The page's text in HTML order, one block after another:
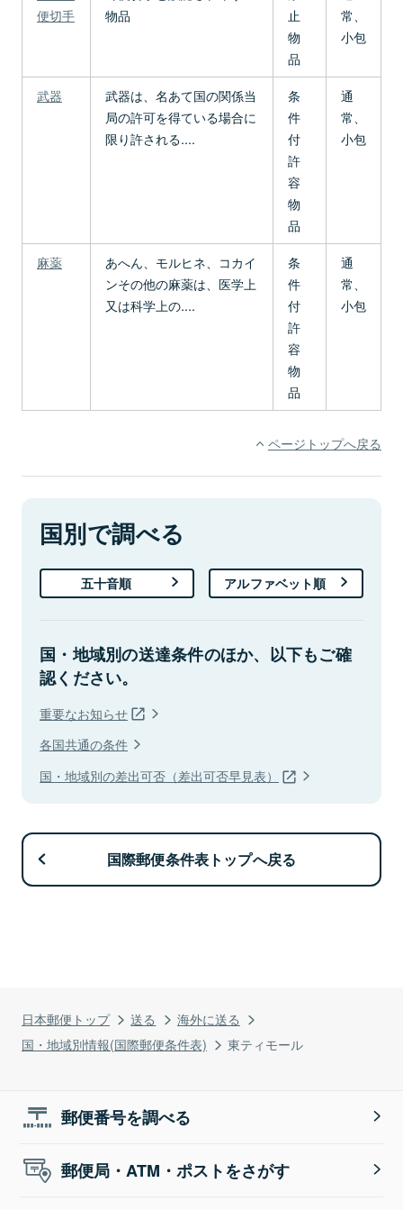
日本郵便トップ 送る
海外に送る
国・地域別情報(国際郵便条件表)
東ティモール
便切手
物品
止
物
品
常、
小包
武器
武器は、名あて国の関係当
局の許可を得ている場合に
限り許される....
条
件
付
許
容
物
品
通
常、
小包
麻薬
あへん、モルヒネ、コカイ
ンその他の麻薬は、医学上
又は科学上の....
条
件
付
許
容
物
品
通
常、
小包
ページトップへ戻る
国別で調べる
五十音順 アルファベット順
国・地域別の送達条件のほか、以下もご確
認ください。
重要なお知らせ
各国共通の条件
国・地域別の差出可否（差出可否早見表）
国際郵便条件表トップへ戻る
郵便番号を調べる
郵便局・ATM・ポストをさがす